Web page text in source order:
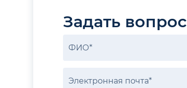
Задать вопрос